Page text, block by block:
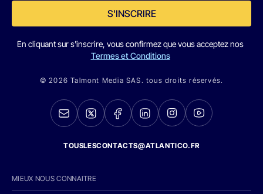
S'INSCRIRE
En cliquant sur s'inscrire, vous confirmez que vous acceptez nos
Termes et Conditions
© 2026 Talmont Media SAS. tous droits réservés.
TOUSLESCONTACTS@ATLANTICO.FR
MIEUX NOUS CONNAITRE